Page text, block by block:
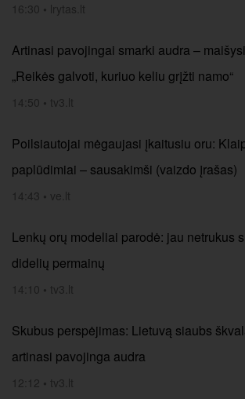
16:30 • lrytas.lt
Artinasi pavojingai smarki audra –
„Reikės galvoti, kuriuo keliu grįžti namo“
14:50 • tv3.lt
Poilsiautojai mėgaujasi įkaitusiu oru:
paplūdimiai – sausakimši (vaizdo įrašas)
14:43 • ve.lt
Lenkų orų modeliai parodė: jau netrukus
didelių permainų
14:10 • tv3.lt
Skubus perspėjimas: Lietuvą siaubs
artinasi pavojinga audra
12:12 • tv3.lt